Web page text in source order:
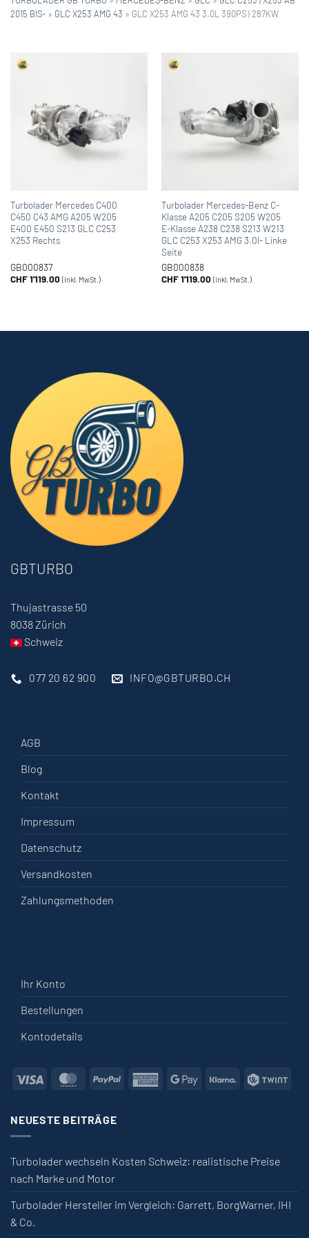
2015 BIS- » GLC X253 AMG 43 » GLC X253 AMG 43 3.0L 390PS | 287KW
Turbolader Mercedes C400
C450 C43 AMG A205 W205
E400 E450 S213 GLC C253
X253 Rechts
GB000837
CHF1'119.00 (inkl. MwSt.)
Turbolader Mercedes-Benz C-
Klasse A205 C205 S205 W205
E-Klasse A238 C238 S213 W213
GLC C253 X253 AMG 3.0l- Linke
Seite
GB000838
CHF1'119.00 (inkl. MwSt.)
GBTURBO
Thujastrasse 50
8038 Zürich
Schweiz
077 20 62 900 INFO@GBTURBO.CH
AGB
Blog
Kontakt
Impressum
Datenschutz
Versandkosten
Zahlungsmethoden
Ihr Konto
Bestellungen
Kontodetails
Visa MasterCardPayPal American Express
Google PayKlarna
NEUESTE BEITRÄGE
Turbolader wechseln Kosten Schweiz: realistische Preise
nach Marke und Motor
Turbolader Hersteller im Vergleich: Garrett, BorgWarner, IHI
& Co.